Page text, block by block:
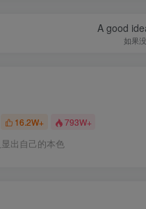
A good
如果
16.2W+ 793W+
出自己的本色